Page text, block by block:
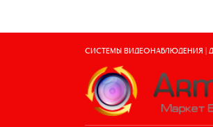
СИСТЕМЫ ВИДЕОНАБЛЮДЕНИЯ |